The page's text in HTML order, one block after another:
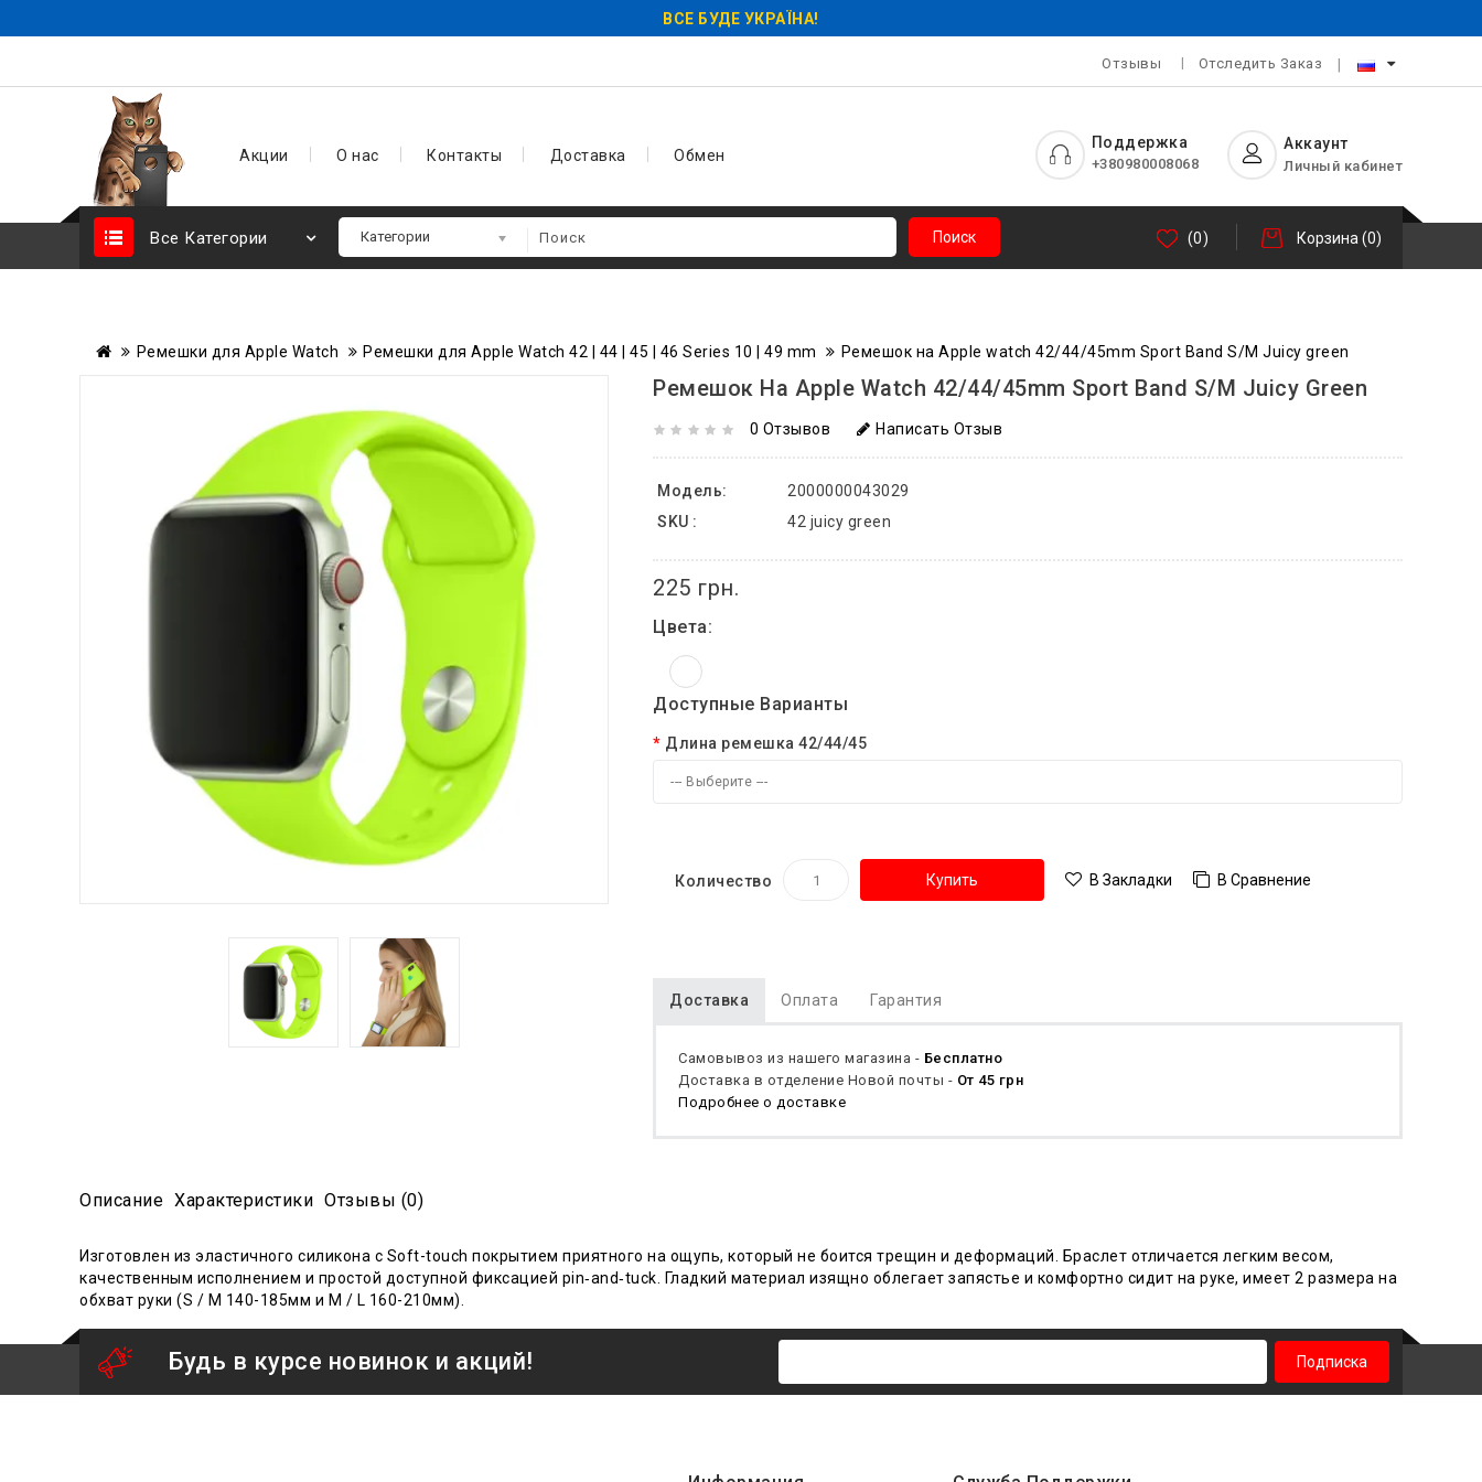
ВСЕ БУДЕ УКРАЇНА!
Отзывы Отследить Заказ
Акции О нас Контакты Доставка Обмен
Аккаунт
Личный кабинет
Поддержка
+380980008068
Все Категории Поиск (0) Корзина(0)
Ремешки для Apple Watch Ремешки для Apple Watch 42 | 44 | 45 | 46 Series 10 | 49 mm Ремешок на Apple watch 42/44/45mm Sport Band S/M Juicy green
Ремешок На Apple Watch 42/44/45mm Sport Band S/M Juicy Green
0 Отзывов Написать Отзыв
Модель:
2000000043029
SKU :
42 juicy green
225 грн.
Цвета:
Доступные Варианты
Длина ремешка 42/44/45
--- Выберите ---
Количество Купить В Закладки В Сравнение
Доставка Оплата Гарантия
Самовывоз из нашего магазина - Бесплатно
Доставка в отделение Новой почты - От 45 грн
Подробнее о доставке
Описание Характеристики Отзывы (0)
Изготовлен из эластичного силикона с Soft-touch покрытием приятного на ощупь, который не боится трещин и деформаций. Браслет отличается легким весом,
качественным исполнением и простой доступной фиксацией pin‑and‑tuck. Гладкий материал изящно облегает запястье и комфортно сидит на руке, имеет 2 размера на
обхват руки (S / M 140-185мм и M / L 160-210мм).
Будь в курсе новинок и акций! Подписка